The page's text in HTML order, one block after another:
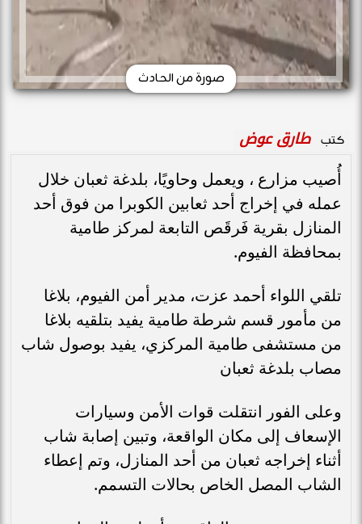
صورة من الحادث
كتب طارق عوض
أُصيب مزارع ، ويعمل وحاويًا، بلدغة ثعبان خلال
عمله في إخراج أحد ثعابين الكوبرا من فوق أحد
المنازل بقرية فَرقَص التابعة لمركز طامية
بمحافظة الفيوم.
تلقي اللواء أحمد عزت، مدير أمن الفيوم، بلاغا
من مأمور قسم شرطة طامية يفيد بتلقيه بلاغا
من مستشفى طامية المركزي، يفيد بوصول شاب
مصاب بلدغة ثعبان
وعلى الفور انتقلت قوات الأمن وسيارات
الإسعاف إلى مكان الواقعة، وتبين إصابة شاب
أثناء إخراجه ثعبان من أحد المنازل، وتم إعطاء
الشاب المصل الخاص بحالات التسمم.